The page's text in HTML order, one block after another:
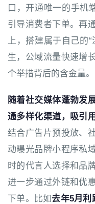
口，开通唯一的手机
引导消费者下单。再
上，搭建属于自己的
生，公域流量快速增
个举措背后的含金量。
随着社交媒体蓬勃发
通多样化渠道，吸引
结合广告片预投放、
动曝光品牌小程序私
时的代言人选择和品
进一步通过外链和优
下单。比如去年5月利